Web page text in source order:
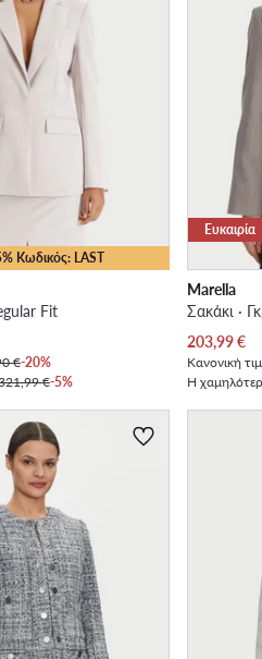
Κωδικός: LAST
Fit
€-20%
€-5%
Ευκαιρία
Marella
Σακάκι ·
Τρέχουσα
203,99€
Κανονική
Η